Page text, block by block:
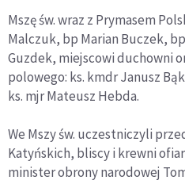
Mszę św. wraz z Prymasem
Malczuk, bp Marian Buczek,
Guzdek, miejscowi duchowni
polowego: ks. kmdr Janusz
ks. mjr Mateusz Hebda.
We Mszy św. uczestniczyli
Katyńskich, bliscy i krewni
minister obrony narodowej